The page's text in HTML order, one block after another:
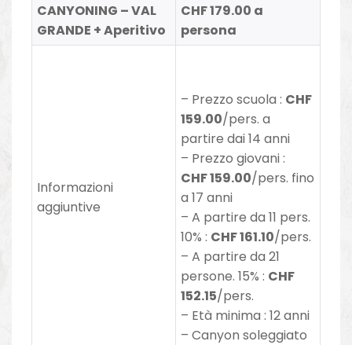
CANYONING – VAL
GRANDE + Aperitivo
CHF 179.00 a
persona
Informazioni
aggiuntive
– Prezzo scuola: CHF
159.00/pers. a
partire dai 14 anni
– Prezzo giovani:
CHF 159.00/pers. fino
a 17 anni
–A partire da 11 pers.
10% : CHF 161.10/pers.
– A partire da 21
persone. 15% : CHF
152.15/pers.
– Età minima : 12 anni
–Canyon soleggiato